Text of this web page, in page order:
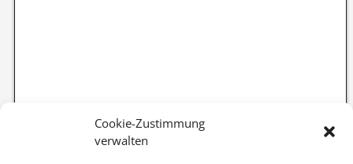
Cookie-Zustimmung
verwalten